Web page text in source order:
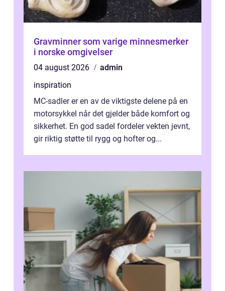
Gravminner som varige minnesmerker
i norske omgivelser
04 august 2026
admin
inspiration
MC-sadler er en av de viktigste delene på en
motorsykkel når det gjelder både komfort og
sikkerhet. En god sadel fordeler vekten jevnt,
gir riktig støtte til rygg og hofter og...